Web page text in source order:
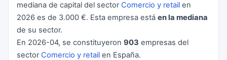
mediana de capital del sector Comercio y retail en
2026 es de 3.000 €. Esta empresa está en la mediana
de su sector.
En 2026-04, se constituyeron 903 empresas del
sector Comercio y retail en España.